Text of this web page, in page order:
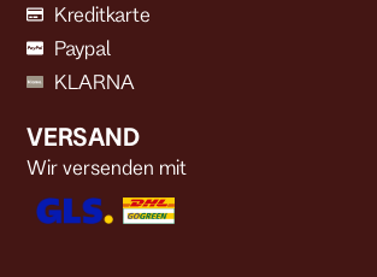
Kreditkarte
Paypal
KLARNA
VERSAND
Wir versenden mit